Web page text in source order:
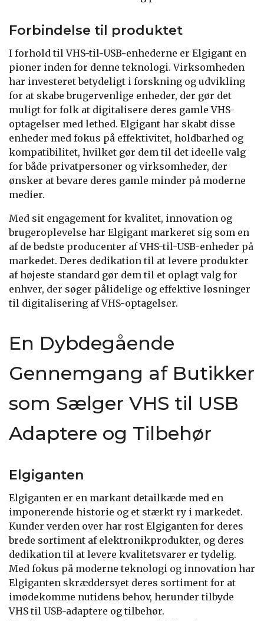
Forbindelse til produktet
I forhold til VHS-til-USB-enhederne er Elgigant en
pioner inden for denne teknologi. Virksomheden
har investeret betydeligt i forskning og udvikling
for at skabe brugervenlige enheder, der gør det
muligt for folk at digitalisere deres gamle VHS-
optagelser med lethed. Elgigant har skabt disse
enheder med fokus på effektivitet, holdbarhed og
kompatibilitet, hvilket gør dem til det ideelle valg
for både privatpersoner og virksomheder, der
ønsker at bevare deres gamle minder på moderne
medier.
Med sit engagement for kvalitet, innovation og
brugeroplevelse har Elgigant markeret sig som en
af de bedste producenter af VHS-til-USB-enheder på
markedet. Deres dedikation til at levere produkter
af højeste standard gør dem til et oplagt valg for
enhver, der søger pålidelige og effektive løsninger
til digitalisering af VHS-optagelser.
En Dybdegående
Gennemgang af Butikker
som Sælger VHS til USB
Adaptere og Tilbehør
Elgiganten
Elgiganten er en markant detailkæde med en
imponerende historie og et stærkt ry i markedet.
Kunder verden over har rost Elgiganten for deres
brede sortiment af elektronikprodukter, og deres
dedikation til at levere kvalitetsvarer er tydelig.
Med fokus på moderne teknologi og innovation har
Elgiganten skræddersyet deres sortiment for at
imødekomme nutidens behov, herunder tilbyde
VHS til USB-adaptere og tilbehør.